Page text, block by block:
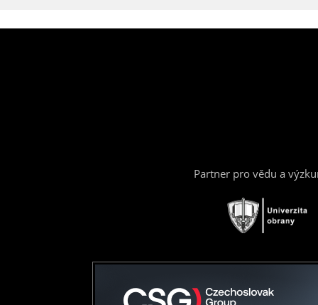
Partner pro vědu a